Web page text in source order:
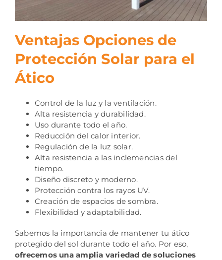
Ventajas Opciones de
Protección Solar para el
Ático
Control de la luz y la ventilación.
Alta resistencia y durabilidad.
Uso durante todo el año.
Reducción del calor interior.
Regulación de la luz solar.
Alta resistencia a las inclemencias del
tiempo.
Diseño discreto y moderno.
Protección contra los rayos UV.
Creación de espacios de sombra.
Flexibilidad y adaptabilidad.
Sabemos la importancia de mantener tu ático
protegido del sol durante todo el año. Por eso,
ofrecemos una amplia variedad de soluciones